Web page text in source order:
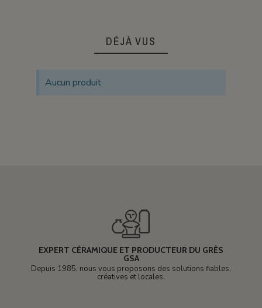
DÉJÀ VUS
Aucun produit
EXPERT CÉRAMIQUE ET PRODUCTEUR DU GRÈS
GSA
Depuis 1985, nous vous proposons des solutions fiables,
créatives et locales.